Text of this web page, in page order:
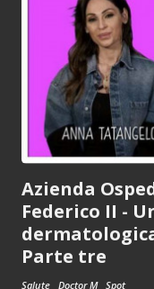
Azienda
Federico II -
Parte tre
Salute Doctor M Spot